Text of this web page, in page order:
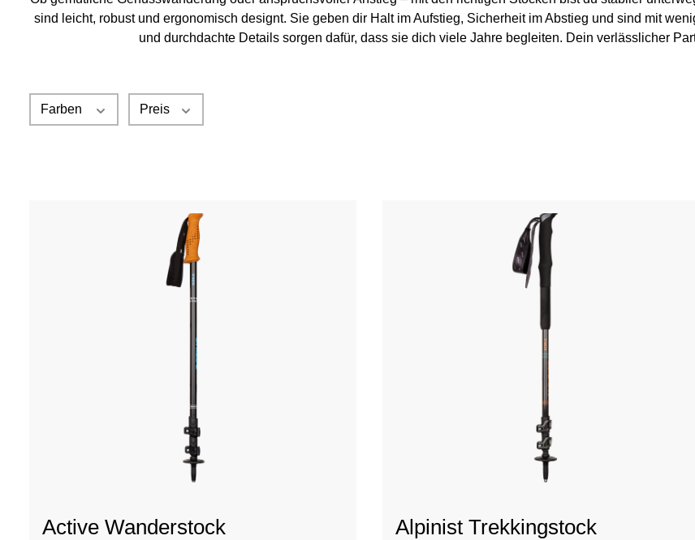
sind leicht, robust und ergonomisch designt. Sie geben dir Halt im Aufstieg, Sicherheit im Abstieg und sind mit
und durchdachte Details sorgen dafür, dass sie dich viele Jahre begleiten. Dein verlässlicher
Farben Preis
Active Wanderstock Alpinist Trekkingstock